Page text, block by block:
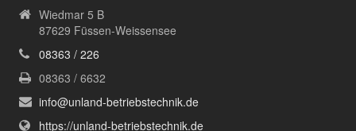
Wiedmar 5 B
87629 Füssen-Weissensee
08363 / 226
08363 / 6632
info@unland-betriebstechnik.de
https://unland-betriebstechnik.de